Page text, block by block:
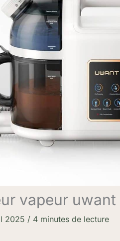
vapeur
2025 / 4 minutes de lecture